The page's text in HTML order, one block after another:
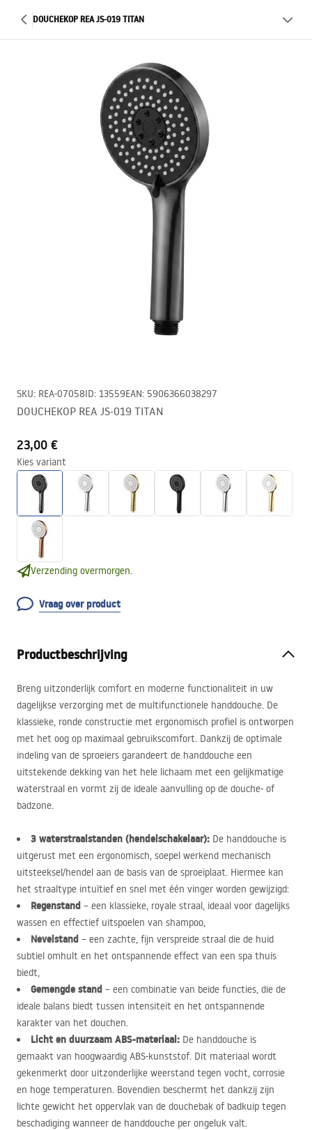
DOUCHEKOP REA JS-019 TITAN
SKU: REA-07058ID: 13559EAN: 5906366038297
DOUCHEKOP REA JS-019 TITAN
23,00 €
Kies variant
Verzending overmorgen.
Vraag over product
Productbeschrijving
Breng uitzonderlijk comfort en moderne functionaliteit in uw
dagelijkse verzorging met de multifunctionele handdouche. De
klassieke, ronde constructie met ergonomisch profiel is ontworpen
met het oog op maximaal gebruikscomfort. Dankzij de optimale
indeling van de sproeiers garandeert de handdouche een
uitstekende dekking van het hele lichaam met een gelijkmatige
waterstraal en vormt zij de ideale aanvulling op de douche- of
badzone.
3 waterstraalstanden (hendelschakelaar): De handdouche is
uitgerust met een ergonomisch, soepel werkend mechanisch
uitsteeksel/hendel aan de basis van de sproeiplaat. Hiermee kan
het straaltype intuïtief en snel met één vinger worden gewijzigd:
Regenstand – een klassieke, royale straal, ideaal voor dagelijks
wassen en effectief uitspoelen van shampoo,
Nevelstand – een zachte, fijn verspreide straal die de huid
subtiel omhult en het ontspannende effect van een spa thuis
biedt,
Gemengde stand – een combinatie van beide functies, die de
ideale balans biedt tussen intensiteit en het ontspannende
karakter van het douchen.
Licht en duurzaam ABS-materiaal: De handdouche is
gemaakt van hoogwaardig ABS-kunststof. Dit materiaal wordt
gekenmerkt door uitzonderlijke weerstand tegen vocht, corrosie
en hoge temperaturen. Bovendien beschermt het dankzij zijn
lichte gewicht het oppervlak van de douchebak of badkuip tegen
beschadiging wanneer de handdouche per ongeluk valt.